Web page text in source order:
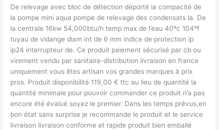
De relevage avec bloc de détection déporté la compacité de
la pompe mini aqua pompe de relevage des condensats la. De
la centrale 16kw 54,000btu/h temp max de l’eau 40ºc 104ºf
tuyau de vidange diam int de 6 mm indice de protection ip
ip24 interrupteur de. Ce produit paiement sécurisé par cb ou
virement vendu par sanitaire-distribution livraison en france
uniquement vous êtes artisan vos grandes marques à prix
pros. Produit disponibilité 119,00 € ttc au lieu de quantité la
quantité minimale pour pouvoir commander ce produit n’a pas
encore été évalué soyez le premier. Dans les temps prévus,en
bon état sans surprise je recommande le produit et le service
livraison livraison conforme et rapide produit bien emballé